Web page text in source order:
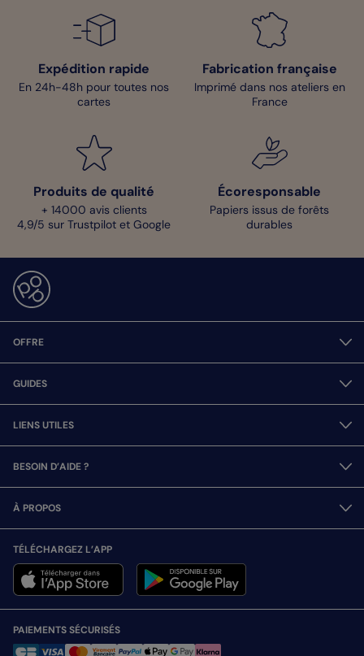
Expédition rapide
En 24h-48h pour toutes nos
cartes
Fabrication française
Imprimé dans nos ateliers en
France
Produits de qualité
+ 14000 avis clients
4,9/5 sur Trustpilot et Google
Écoresponsable
Papiers issus de forêts
durables
OFFRE
GUIDES
LIENS UTILES
BESOIN D’AIDE ?
À PROPOS
TÉLÉCHARGEZ L’APP
PAIEMENTS SÉCURISÉS